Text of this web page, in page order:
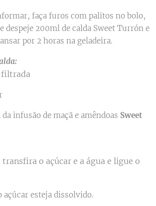
faça furos com palitos no bolo,
despeje 200ml de calda Sweet Turrón e
por 2 horas na geladeira.
filtrada
infusão de maçã e amêndoas Sweet
o açúcar e a água e ligue o
açúcar esteja dissolvido.